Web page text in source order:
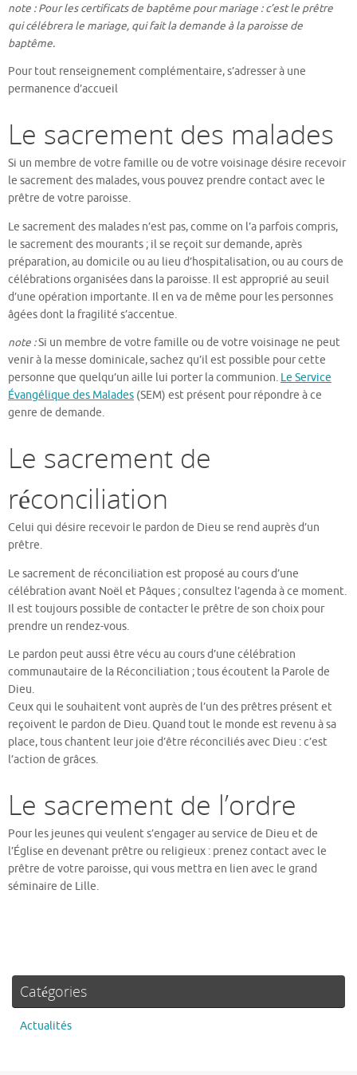
note : Pour les certificats de baptême pour mariage : c’est le prêtre
qui célébrera le mariage, qui fait la demande à la paroisse de
baptême.
Pour tout renseignement complémentaire, s’adresser à une
permanence d’accueil
Le sacrement des malades
Si un membre de votre famille ou de votre voisinage désire recevoir
le sacrement des malades, vous pouvez prendre contact avec le
prêtre de votre paroisse.
Le sacrement des malades n’est pas, comme on l’a parfois compris,
le sacrement des mourants ; il se reçoit sur demande, après
préparation, au domicile ou au lieu d’hospitalisation, ou au cours de
célébrations organisées dans la paroisse. Il est approprié au seuil
d’une opération importante. Il en va de même pour les personnes
âgées dont la fragilité s’accentue.
note :Si un membre de votre famille ou de votre voisinage ne peut
venir à la messe dominicale, sachez qu’il est possible pour cette
personne que quelqu’un aille lui porter la communion. Le Service
Évangélique des Malades (SEM) est présent pour répondre à ce
genre de demande.
Le sacrement de
réconciliation
Celui qui désire recevoir le pardon de Dieu se rend auprès d’un
prêtre.
Le sacrement de réconciliation est proposé au cours d’une
célébration avant Noël et Pâques ; consultez l’agenda à ce moment.
Il est toujours possible de contacter le prêtre de son choix pour
prendre un rendez-vous.
Le pardon peut aussi être vécu au cours d’une célébration
communautaire de la Réconciliation ; tous écoutent la Parole de
Dieu.
Ceux qui le souhaitent vont auprès de l’un des prêtres présent et
reçoivent le pardon de Dieu. Quand tout le monde est revenu à sa
place, tous chantent leur joie d’être réconciliés avec Dieu : c’est
l’action de grâces.
Le sacrement de l’ordre
Pour les jeunes qui veulent s’engager au service de Dieu et de
l’Église en devenant prêtre ou religieux : prenez contact avec le
prêtre de votre paroisse, qui vous mettra en lien avec le grand
séminaire de Lille.
Catégories
Actualités